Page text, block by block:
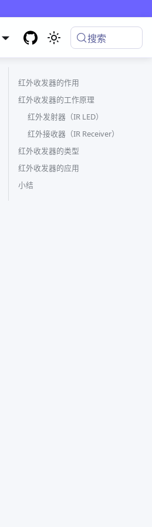
搜索
红外收发器的作用
红外收发器的工作原理
红外发射器（IR LED）
红外接收器（IR Receiver）
红外收发器的类型
红外收发器的应用
小结